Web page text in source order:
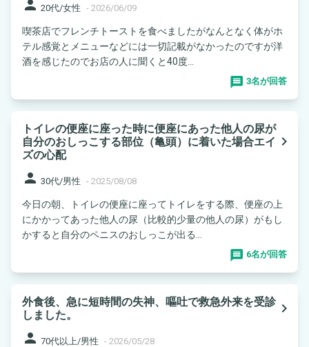
person 20代/女性 - 2026/06/09
喫茶店でフレンチトーストを食べましたがなんとなく体がホ
テル感覚とメニューなどには一切記載がなかったのですが洋
酒を感じたのでお店の人に聞くと40度...
3名が回答
トイレの便座に座った時に便座にあった他人の尿が
自分のおしっこする部位（亀頭）に着いた場合エイ
ズの心配
navigate_next
person 30代/男性 - 2025/08/08
今日の朝、トイレの便座に座ってトイレをする際、便座の上
にかかってあった他人の尿（比較的少量の他人の尿）がもし
かすると自分のペニスのおしっこが出る...
6名が回答
外食後、急に短時間の失神、嘔吐で救急外来を受診
しました。
navigate_next
person 70代以上/男性 - 2026/05/28